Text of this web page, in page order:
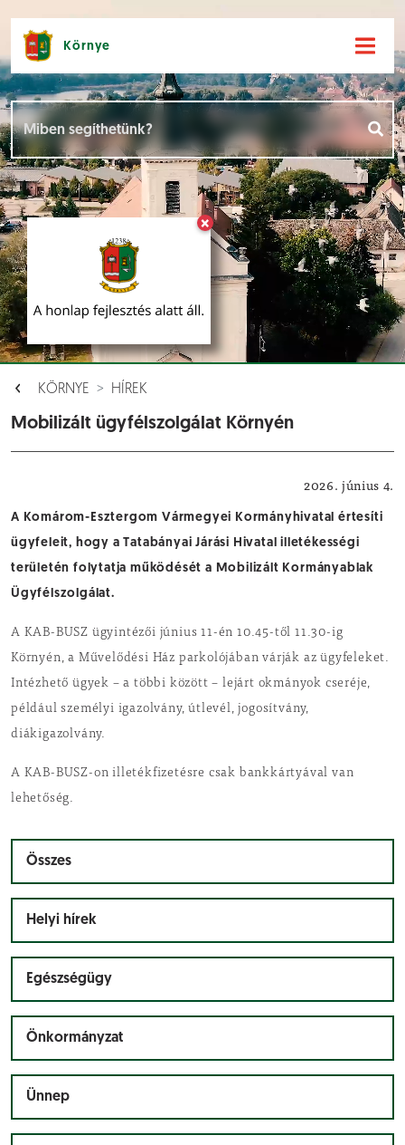
×
Környe
KÖRNYE HÍREK
Mobilizált ügyfélszolgálat Környén
2026. június 4.
A Komárom-Esztergom Vármegyei Kormányhivatal értesíti
ügyfeleit, hogy a Tatabányai Járási Hivatal illetékességi
területén folytatja működését a Mobilizált Kormányablak
Ügyfélszolgálat.
A KAB-BUSZ ügyintézői június 11-én 10.45-től 11.30-ig
Környén, a Művelődési Ház parkolójában várják az ügyfeleket.
Intézhető ügyek – a többi között – lejárt okmányok cseréje,
például személyi igazolvány, útlevél, jogosítvány,
diákigazolvány.
A KAB-BUSZ-on illetékfizetésre csak bankkártyával van
lehetőség.
Összes
Helyi hírek
Egészségügy
Önkormányzat
Ünnep
Hírek [
Események []
Dokumentumok []
Aloldalak [ ]